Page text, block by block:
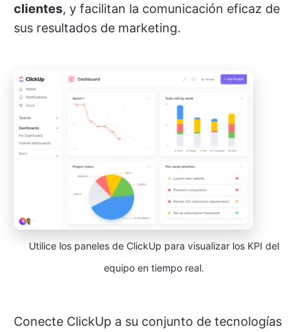
clientes, y facilitan la comunicación eficaz de
sus resultados de marketing.
Utilice los paneles de ClickUp para visualizar los KPI del
equipo en tiempo real.
Conecte ClickUp a su conjunto de tecnologías